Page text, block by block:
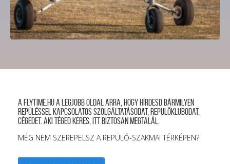
A FLYTIME.HU a legjobb oldal arra, hogy hírdesd bármilyen
repüléssel kapcsolatos szolgáltatásodat, repülőklubodat,
cégedet. Aki téged keres, itt biztosan megtalál.
MÉG NEM SZEREPELSZ A REPÜLŐ-SZAKMAI TÉRKÉPEN?